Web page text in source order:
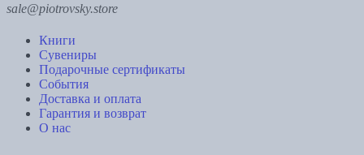
sale@piotrovsky.store
Книги
Сувениры
Подарочные сертификаты
События
Доставка и оплата
Гарантия и возврат
О нас